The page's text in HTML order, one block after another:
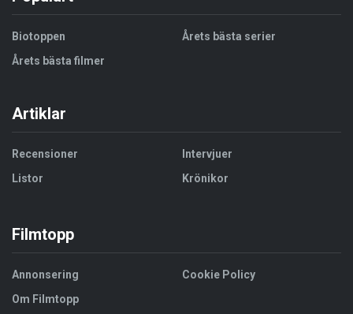
Biotoppen
Årets bästa filmer
Årets bästa serier
Artiklar
Recensioner
Listor
Intervjuer
Krönikor
Filmtopp
Annonsering
Om Filmtopp
Cookie Policy